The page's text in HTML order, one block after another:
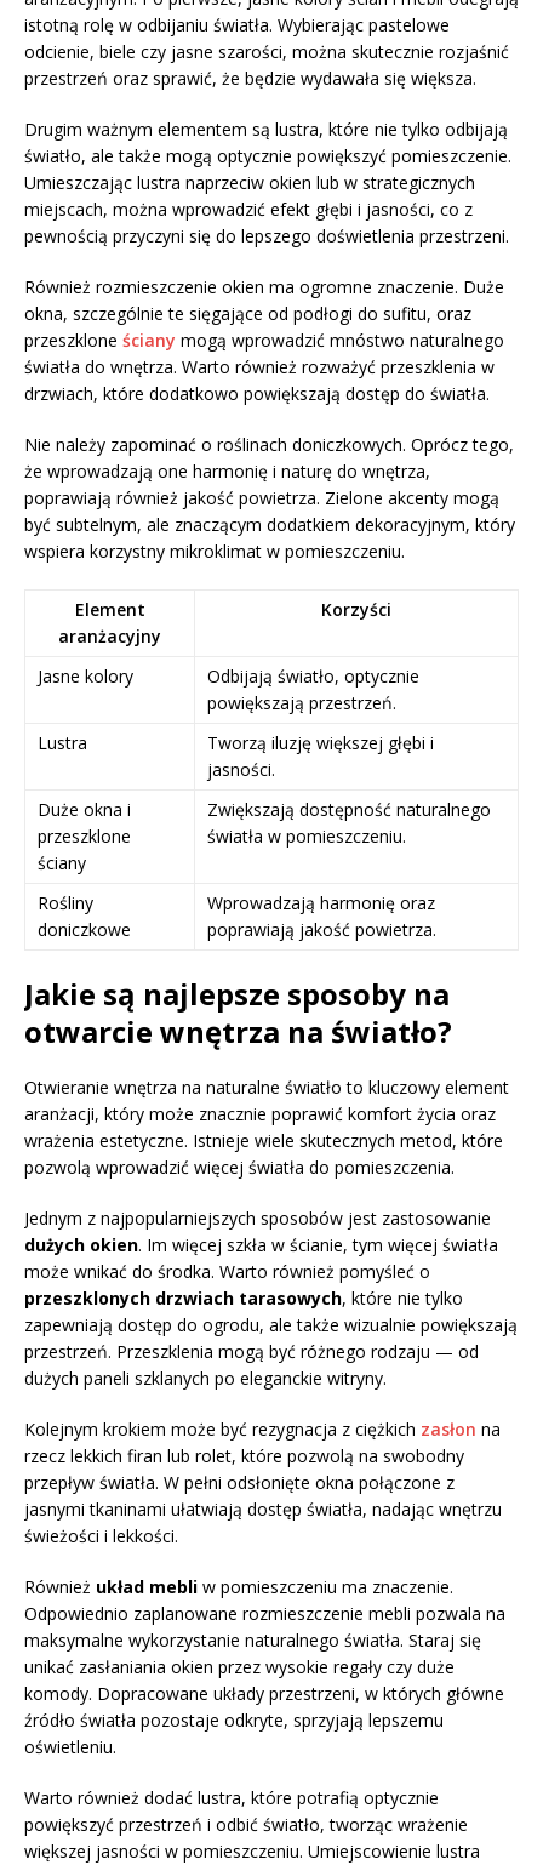
istotną rolę w odbijaniu światła. Wybierając pastelowe
odcienie, biele czy jasne szarości, można skutecznie rozjaśnić
przestrzeń oraz sprawić, że będzie wydawała się większa.
Drugim ważnym elementem są lustra, które nie tylko odbijają
światło, ale także mogą optycznie powiększyć pomieszczenie.
Umieszczając lustra naprzeciw okien lub w strategicznych
miejscach, można wprowadzić efekt głębi i jasności, co z
pewnością przyczyni się do lepszego doświetlenia przestrzeni.
Również rozmieszczenie okien ma ogromne znaczenie. Duże
okna, szczególnie te sięgające od podłogi do sufitu, oraz
przeszklone ściany mogą wprowadzić mnóstwo naturalnego
światła do wnętrza. Warto również rozważyć przeszklenia w
drzwiach, które dodatkowo powiększają dostęp do światła.
Nie należy zapominać o roślinach doniczkowych. Oprócz tego,
że wprowadzają one harmonię i naturę do wnętrza,
poprawiają również jakość powietrza. Zielone akcenty mogą
być subtelnym, ale znaczącym dodatkiem dekoracyjnym, który
wspiera korzystny mikroklimat w pomieszczeniu.
Element
aranżacyjny
Korzyści
Jasne kolory
Odbijają światło, optycznie
powiększają przestrzeń.
Lustra
Tworzą iluzję większej głębi i
jasności.
Duże okna i
przeszklone
ściany
Zwiększają dostępność naturalnego
światła w pomieszczeniu.
Rośliny
doniczkowe
Wprowadzają harmonię oraz
poprawiają jakość powietrza.
Jakie są najlepsze sposoby na
otwarcie wnętrza na światło?
Otwieranie wnętrza na naturalne światło to kluczowy element
aranżacji, który może znacznie poprawić komfort życia oraz
wrażenia estetyczne. Istnieje wiele skutecznych metod, które
pozwolą wprowadzić więcej światła do pomieszczenia.
Jednym z najpopularniejszych sposobów jest zastosowanie
dużych okien. Im więcej szkła w ścianie, tym więcej światła
może wnikać do środka. Warto również pomyśleć o
przeszklonych drzwiach tarasowych, które nie tylko
zapewniają dostęp do ogrodu, ale także wizualnie powiększają
przestrzeń. Przeszklenia mogą być różnego rodzaju — od
dużych paneli szklanych po eleganckie witryny.
Kolejnym krokiem może być rezygnacja z ciężkich zasłon na
rzecz lekkich firan lub rolet, które pozwolą na swobodny
przepływ światła. W pełni odsłonięte okna połączone z
jasnymi tkaninami ułatwiają dostęp światła, nadając wnętrzu
świeżości i lekkości.
Również układ mebli w pomieszczeniu ma znaczenie.
Odpowiednio zaplanowane rozmieszczenie mebli pozwala na
maksymalne wykorzystanie naturalnego światła. Staraj się
unikać zasłaniania okien przez wysokie regały czy duże
komody. Dopracowane układy przestrzeni, w których główne
źródło światła pozostaje odkryte, sprzyjają lepszemu
oświetleniu.
Warto również dodać lustra, które potrafią optycznie
powiększyć przestrzeń i odbić światło, tworząc wrażenie
większej jasności w pomieszczeniu. Umiejscowienie lustra